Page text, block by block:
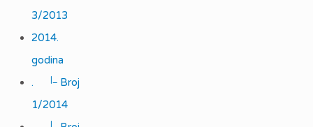
3/2013
2014.
godina
.
|_
Broj
1/2014
|_